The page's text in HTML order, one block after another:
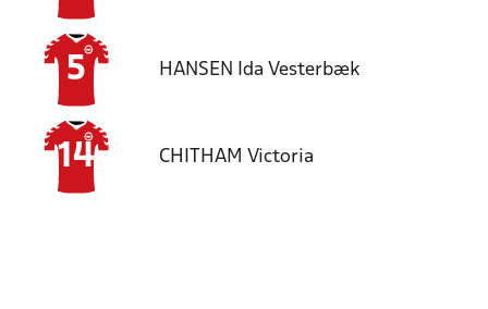
5 HANSEN Ida Vesterbæk
14 CHITHAM Victoria